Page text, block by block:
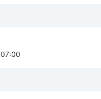
07:00